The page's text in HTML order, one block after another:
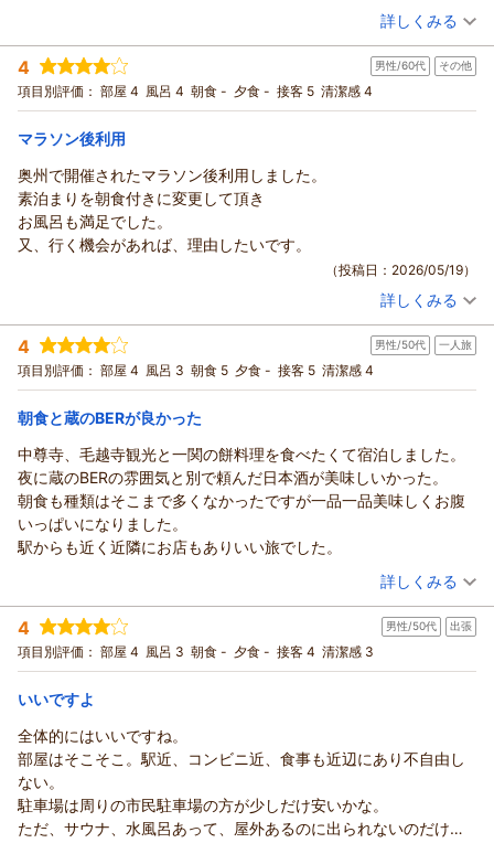
帰宅して主人に話したら、行ってみたい！との事なので家族で伺
う予定を立てます！
投稿者： ジュリーさん(男性/50代)
宿泊プラン： ＜素泊まり＞早割♪早得☆14日前までのお申込み限定☆
シングル 食事なし
宿泊価格帯： 8,001～9,000円(大人一人あたり/税込)
詳しくみる
4 男性/60代 その他
項目別評価： 部屋 4 風呂 4 朝食 - 夕食 - 接客 5 清潔感 4
マラソン後利用
奥州で開催されたマラソン後利用しました。
素泊まりを朝食付きに変更して頂き
お風呂も満足でした。
又、行く機会があれば、理由したいです。
（投稿日：2026/05/19）
投稿者： 脱加齢臭くらぶさん(男性/60代)
宿泊プラン： ＜素泊まり＞☆スタンダードプラン☆ 男女別大浴場・サウナ・
コインランドリー完備！蔵BARも!!
シングル 食事なし
宿泊価格帯： 8,001～9,000円(大人一人あたり/税込)
詳しくみる
4 男性/50代 一人旅
項目別評価： 部屋 4 風呂 3 朝食 5 夕食 - 接客 5 清潔感 4
朝食と蔵のBERが良かった
中尊寺、毛越寺観光と一関の餅料理を食べたくて宿泊しました。
夜に蔵のBERの雰囲気と別で頼んだ日本酒が美味しいかった。
朝食も種類はそこまで多くなかったですが一品一品美味しくお腹
いっぱいになりました。
駅からも近く近隣にお店もありいい旅でした。
（投稿日：2026/05/17）
宿泊時期： 2026年03月宿泊 (一人旅)
投稿者： かずさん(男性/50代)
宿泊プラン： ＜朝食付＞早割♪早得☆14日前までのお申込み限定☆
シングル 朝のみ
宿泊価格帯：
詳しくみる
4 男性/50代 出張
項目別評価： 部屋 4 風呂 3 朝食 - 夕食 - 接客 4 清潔感 3
いいですよ
全体的にはいいですね。
部屋はそこそこ。駅近、コンビニ近、食事も近辺にあり不自由し
ない。
駐車場は周りの市民駐車場の方が少しだけ安いかな。
ただ、サウナ、水風呂あって、屋外あるのに出られないのだけは